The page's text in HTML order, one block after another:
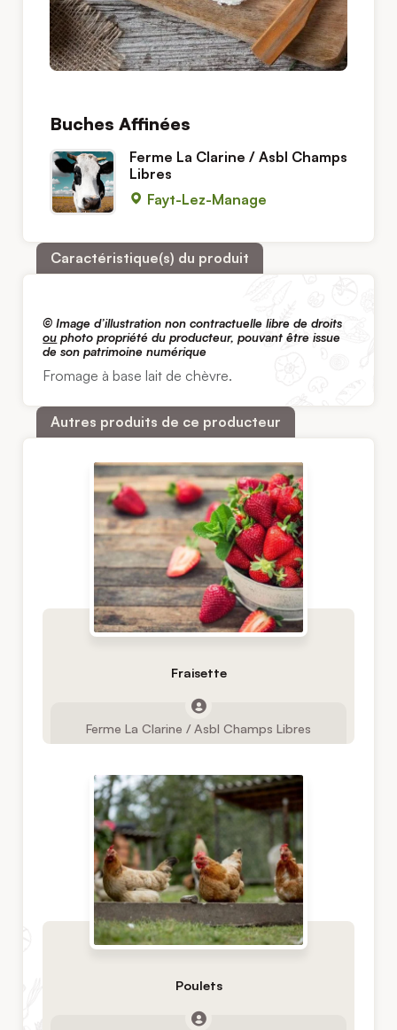
Buches Affinées
Ferme La Clarine / Asbl Champs
Libres
Fayt-Lez-Manage
Caractéristique(s) du produit
© Image d’illustration non contractuelle libre de droits
ou photo propriété du producteur, pouvant être issue
de son patrimoine numérique
Fromage à base lait de chèvre.
Autres produits de ce producteur
Fraisette
Ferme La Clarine / Asbl Champs Libres
Poulets